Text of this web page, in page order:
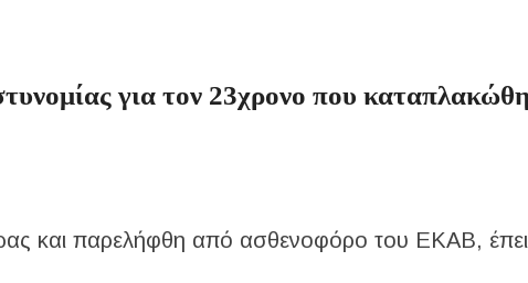
για τον 23χρονο που
και παρελήφθη από ασθενοφόρο του ΕΚΑΒ,